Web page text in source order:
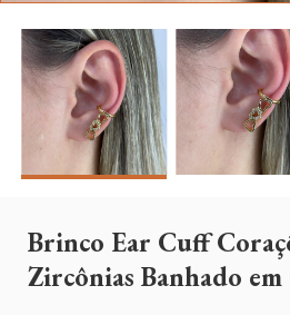
Brinco Ear Cuff
Zircônias Banhado